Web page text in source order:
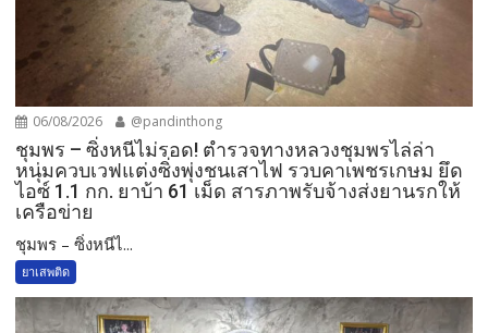
06/08/2026 @pandinthong
ชุมพร – ซิ่งหนีไม่รอด! ตำรวจทางหลวงชุมพรไล่ล่า
หนุ่มควบเวฟแต่งซิ่งพุ่งชนเสาไฟ รวบคาเพชรเกษม ยึด
ไอซ์ 1.1 กก. ยาบ้า 61 เม็ด สารภาพรับจ้างส่งยานรกให้
เครือข่าย
ชุมพร – ซิ่งหนีไ...
ยาเสพติด